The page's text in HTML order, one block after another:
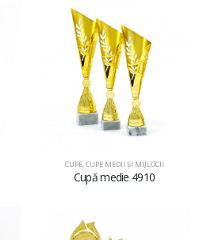
CUPE,CUPE MEDII ŞI MIJLOCII
Cupă medie 4910